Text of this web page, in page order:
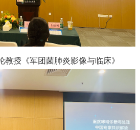
教授 《军团菌肺炎影像与临床》